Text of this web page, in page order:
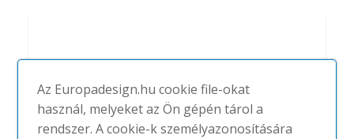
Az Europadesign.hu cookie file-okat
használ, melyeket az Ön gépén tárol a
rendszer. A cookie-k személyazonosítására